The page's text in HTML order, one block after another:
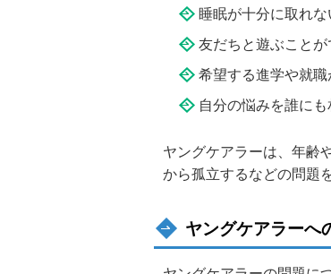
睡眠が十分に取れな
友だちと遊ぶことが
希望する進学や就職
自分の悩みを誰に
ヤングケアラーは、年齢
から孤立するなどの問題
ヤングケアラーへ